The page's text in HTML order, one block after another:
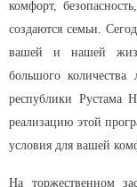
комфорт,
создаются семьи.
вашей и нашей
большого
республики Рустама
реализацию этой
условия для вашей
На торжественном